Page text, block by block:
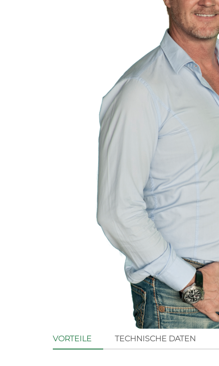
VORTEILE TECHNISCHE DATEN